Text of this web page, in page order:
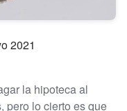
2021
la hipoteca al
pero lo cierto es que